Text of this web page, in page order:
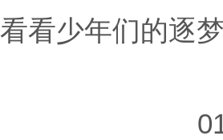
看少年们的逐